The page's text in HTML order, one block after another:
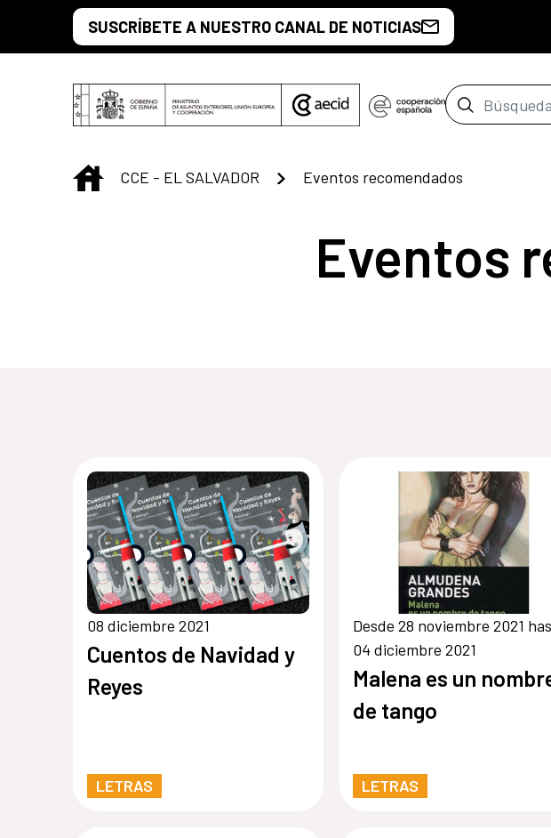
Saltar al contenido principal
SUSCRÍBETE A NUESTRO CANAL DE NOTICIAS
Barra de
INICIO
CCE - EL SALVADOR Eventos recomendados
Eventos
08 diciembre 2021
Cuentos de Navidad y
Reyes
LETRAS
Desde 28 noviembre 2021
04 diciembre 2021
Malena es un
de tango
LETRAS